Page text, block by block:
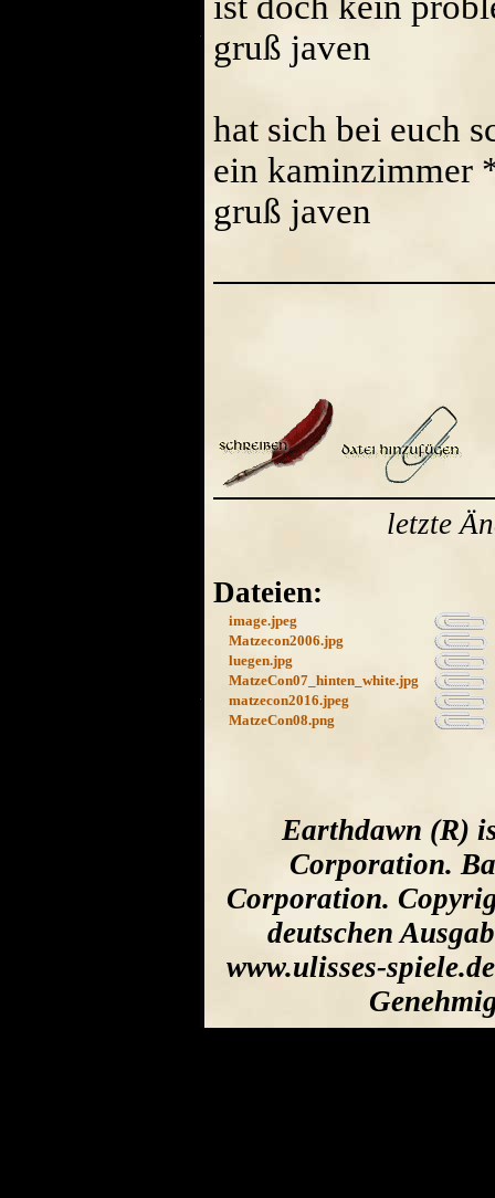
gruß javen
hat sich bei euch
ein kaminzimmer
gruß javen
letzte
Dateien:
image.jpeg
Matzecon2006.jpg
luegen.jpg
MatzeCon07_hinten_white.jpg
matzecon2016.jpeg
MatzeCon08.png
Earthdawn (R)
Corporation.
Corporation.
deutschen
www.ulisses-